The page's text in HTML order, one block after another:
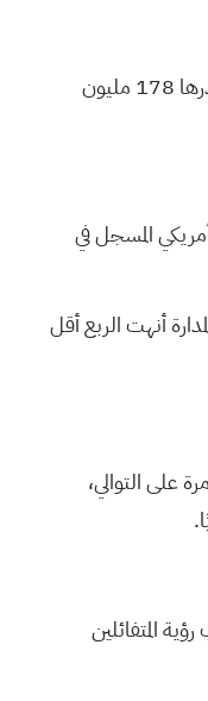
في الربع الأول من عام 2026، انتقلت الأصول الخاضعة للإدارة من 1.35 مليار دولار أمريكي في بداية الفترة إلى 1.33 مليار دولار أمريكي في نهايتها، مع صافي تدفقات خارجة قدرها 178 مليون
على الرغم من أن تأثيرها السلبي أقل بكثير من التدفق الخارج البالغ 9.6 مليار دولار أمريكي المسجل في
أنهت الربع أقل
بسعر سهم يبلغ 464.12 دولارًا أمريكيًا، يتم تداول أسهم شركة أميربرايز بنسبة سعر إلى ربحية تبلغ 10.7 مرة مقارنة بمتوسطات الصناعة والأقران البالغة 41.7 مرة و24.4 مرة على التوالي،
مما يساعد على تفسير سبب رؤية المتفائلين